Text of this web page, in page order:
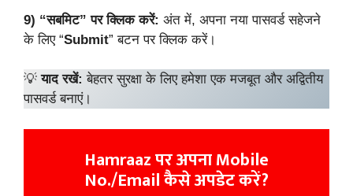
9) “सबमिट” पर क्लिक करें: अंत में, अपना नया पासवर्ड सहेजने
के लिए “Submit” बटन पर क्लिक करें।
💡याद रखें: बेहतर सुरक्षा के लिए हमेशा एक मजबूत और अद्वितीय
पासवर्ड बनाएं।
Hamraaz पर अपना Mobile
No./Email कैसे अपडेट करें?